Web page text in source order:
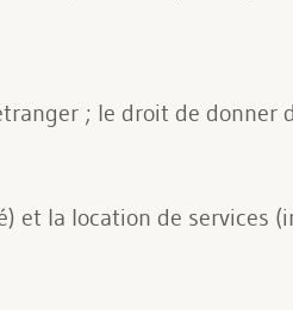
; le droit de donner
et la location de services